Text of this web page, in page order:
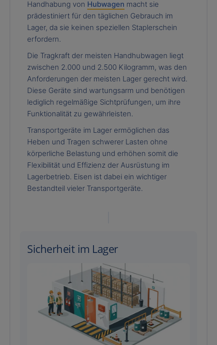
Handhabung von Hubwagen macht sie
prädestiniert für den täglichen Gebrauch im
Lager, da sie keinen speziellen Staplerschein
erfordern.
Die Tragkraft der meisten Handhubwagen liegt
zwischen 2.000 und 2.500 Kilogramm, was den
Anforderungen der meisten Lager gerecht wird.
Diese Geräte sind wartungsarm und benötigen
lediglich regelmäßige Sichtprüfungen, um ihre
Funktionalität zu gewährleisten.
Transportgeräte im Lager ermöglichen das
Heben und Tragen schwerer Lasten ohne
körperliche Belastung und erhöhen somit die
Flexibilität und Effizienz der Ausrüstung im
Lagerbetrieb. Eisen ist dabei ein wichtiger
Bestandteil vieler Transportgeräte.
Sicherheit im Lager